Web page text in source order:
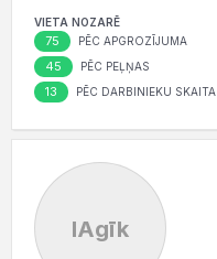
VIETA NOZARĒ
75 PĒC APGROZĪJUMA
45 PĒC PEĻŅAS
13 PĒC DARBINIEKU SKAITA
IAgīk